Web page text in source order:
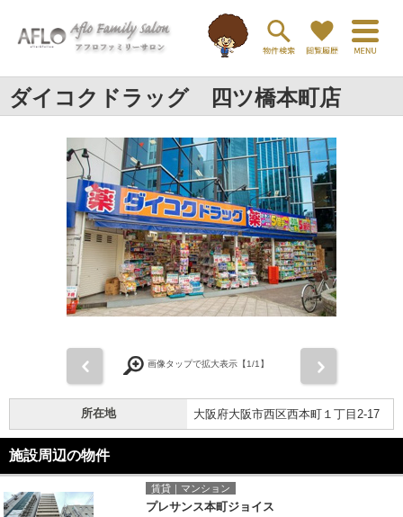
ダイコクドラッグ 四ツ橋本町店
画像タップで拡大表示【1/1】
所在地 大阪府大阪市西区西本町１丁目2-17
施設周辺の物件
賃貸｜マンション
プレサンス本町ジョイス